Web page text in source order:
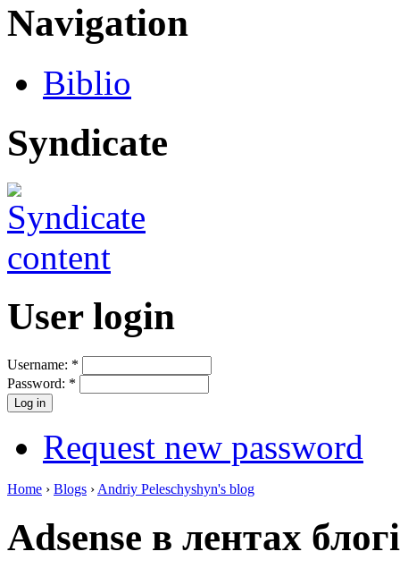
Navigation
Biblio
Syndicate
User login
Username: *
Password: *
Request new password
Home › Blogs › Andriy Peleschyshyn's blog
Adsense в лентах